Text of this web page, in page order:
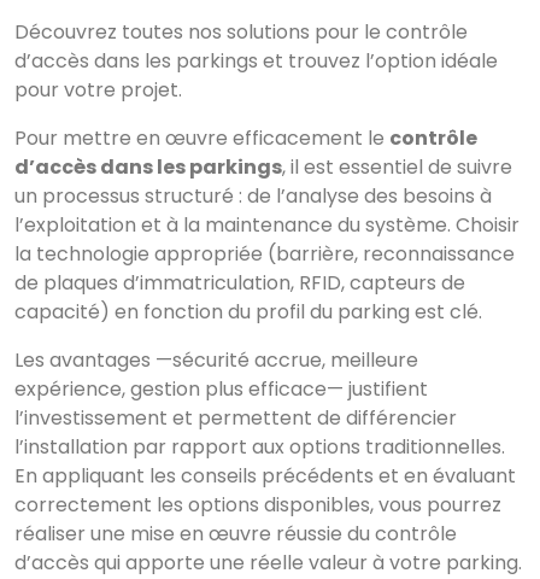
Découvrez toutes nos solutions pour le contrôle
d’accès dans les parkings et trouvez l’option idéale
pour votre projet.
Pour mettre en œuvre efficacement le contrôle
d’accès dans les parkings, il est essentiel de suivre
un processus structuré : de l’analyse des besoins à
l’exploitation et à la maintenance du système. Choisir
la technologie appropriée (barrière, reconnaissance
de plaques d’immatriculation, RFID, capteurs de
capacité) en fonction du profil du parking est clé.
Les avantages —sécurité accrue, meilleure
expérience, gestion plus efficace— justifient
l’investissement et permettent de différencier
l’installation par rapport aux options traditionnelles.
En appliquant les conseils précédents et en évaluant
correctement les options disponibles, vous pourrez
réaliser une mise en œuvre réussie du contrôle
d’accès qui apporte une réelle valeur à votre parking.